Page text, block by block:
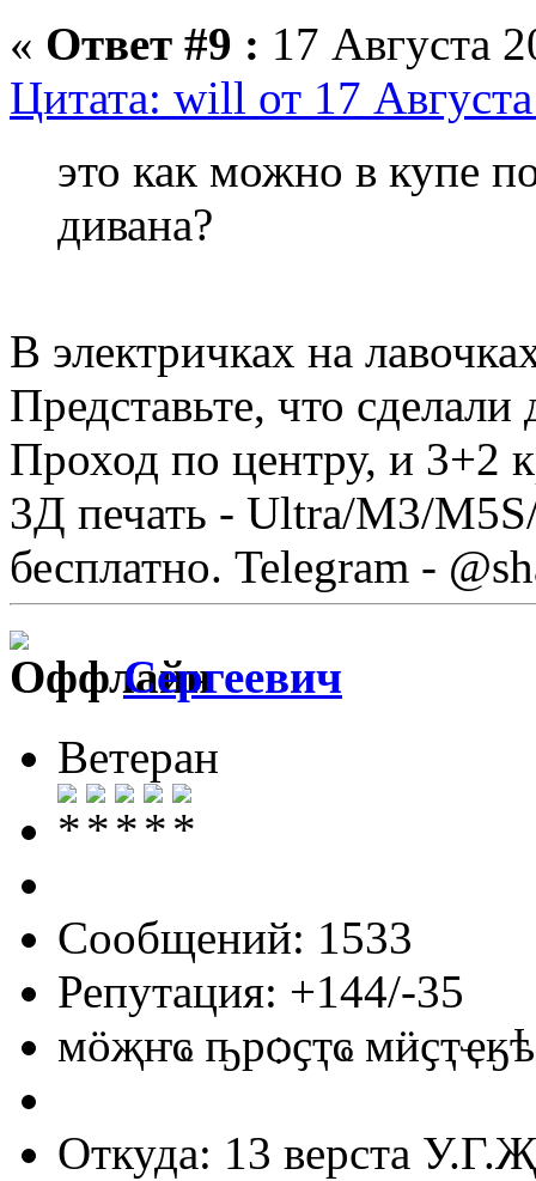
« Ответ #9 : 17 Августа
Цитата: will от 17
это как можно в купе
дивана?
В электричках на
Представьте, что
Проход по центру, и 3+2
3Д печать - Ultra/М3/
бесплатно. Telegram -
Сергеевич
Ветеран
Сообщений: 1533
Репутация: +144/-35
мӧҗҥҩ ҧрѻҫҭҩ
Откуда: 13 верста